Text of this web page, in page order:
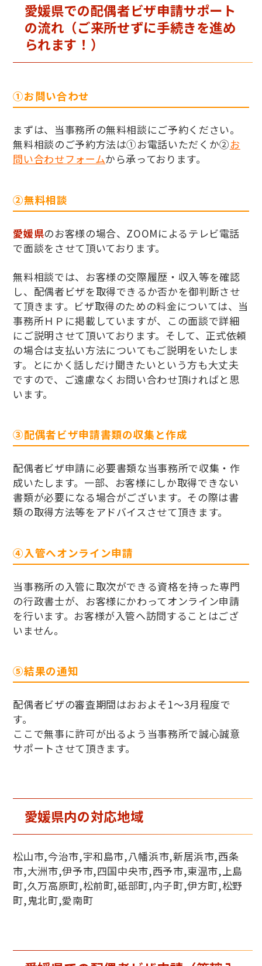
愛媛県での配偶者ビザ申請サポート
の流れ（ご来所せずに手続きを進め
られます！）
①お問い合わせ
まずは、当事務所の無料相談にご予約ください。
無料相談のご予約方法は①お電話いただくか②お
問い合わせフォームから承っております。
②無料相談
愛媛県のお客様の場合、ZOOMによるテレビ電話
で面談をさせて頂いております。
無料相談では、お客様の交際履歴・収入等を確認
し、配偶者ビザを取得できるか否かを御判断させ
て頂きます。ビザ取得のための料金については、当
事務所ＨＰに掲載していますが、この面談で詳細
にご説明させて頂いております。そして、正式依頼
の場合は支払い方法についてもご説明をいたしま
す。とにかく話しだけ聞きたいという方も大丈夫
ですので、ご遠慮なくお問い合わせ頂ければと思
います。
③配偶者ビザ申請書類の収集と作成
配偶者ビザ申請に必要書類な当事務所で収集・作
成いたします。一部、お客様にしか取得できない
書類が必要になる場合がございます。その際は書
類の取得方法等をアドバイスさせて頂きます。
④入管へオンライン申請
当事務所の入管に取次ができる資格を持った専門
の行政書士が、お客様にかわってオンライン申請
を行います。お客様が入管へ訪問することはござ
いません。
⑤結果の通知
配偶者ビザの審査期間はおおよそ1～3月程度で
す。
ここで無事に許可が出るよう当事務所で誠心誠意
サポートさせて頂きます。
愛媛県内の対応地域
松山市,今治市,宇和島市,八幡浜市,新居浜市,西条
市,大洲市,伊予市,四国中央市,西予市,東温市,上島
町,久万高原町,松前町,砥部町,内子町,伊方町,松野
町,鬼北町,愛南町